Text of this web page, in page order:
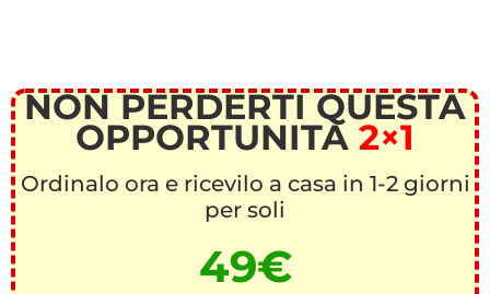
NON PERDERTI QUESTA
OPPORTUNITÀ 2×1
Ordinalo ora e ricevilo a casa in 1-2 giorni
per soli
49€